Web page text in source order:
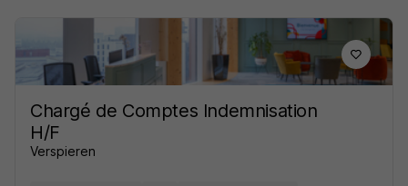
Chargé de Comptes Indemnisation
H/F
Verspieren